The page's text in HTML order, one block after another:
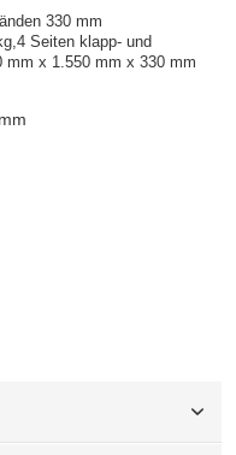
330 mm
4 Seiten klapp- und
mm x 1.550 mm x 330 mm